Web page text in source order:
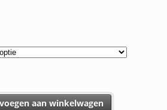
aantal aan winkelwagen